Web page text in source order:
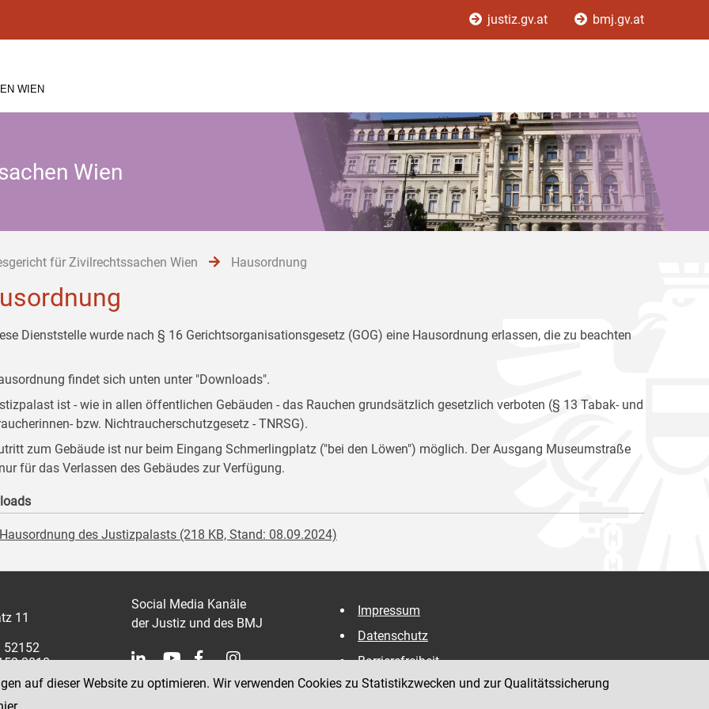
justiz.gv.at bmj.gv.at
WIEN
Wien
für Zivilrechtssachen Wien Hausordnung
Dienststelle wurde nach § 16 Gerichtsorganisationsgesetz (GOG) eine Hausordnung erlassen, die zu beachten
findet sich unten unter "Downloads".
ist - wie in allen öffentlichen Gebäuden - das Rauchen grundsätzlich gesetzlich verboten (§ 13 Tabak- und
bzw. Nichtraucherschutzgesetz - TNRSG).
zum Gebäude ist nur beim Eingang Schmerlingplatz ("bei den Löwen") möglich. Der Ausgang Museumstraße
für das Verlassen des Gebäudes zur Verfügung.
Hausordnung des Justizpalasts (218 KB, Stand: 08.09.2024)
11
52152
3810
Social Media Kanäle
der Justiz und des BMJ
Impressum
Datenschutz
Barrierefreiheit
Hinweisgeber:innenplattform (für Mitarbeiter:innen)
auf dieser Website zu optimieren. Wir verwenden Cookies zu Statistikzwecken und zur Qualitätssicherung